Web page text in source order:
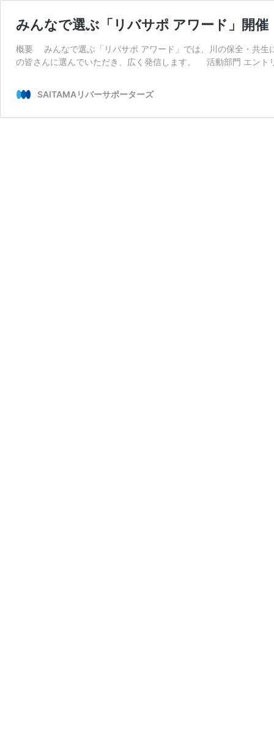
みんなで選ぶ「リバサポ アワード」開催
概要 みんなで選ぶ「リバサポ アワード」では、川の保全・共生
の皆さんに選んでいただき、広く発信します。 活動部門 エン
SAITAMAリバーサポーターズ